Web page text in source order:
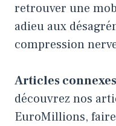
retrouver une
adieu aux
compression
Articles
découvrez nos
EuroMillions,